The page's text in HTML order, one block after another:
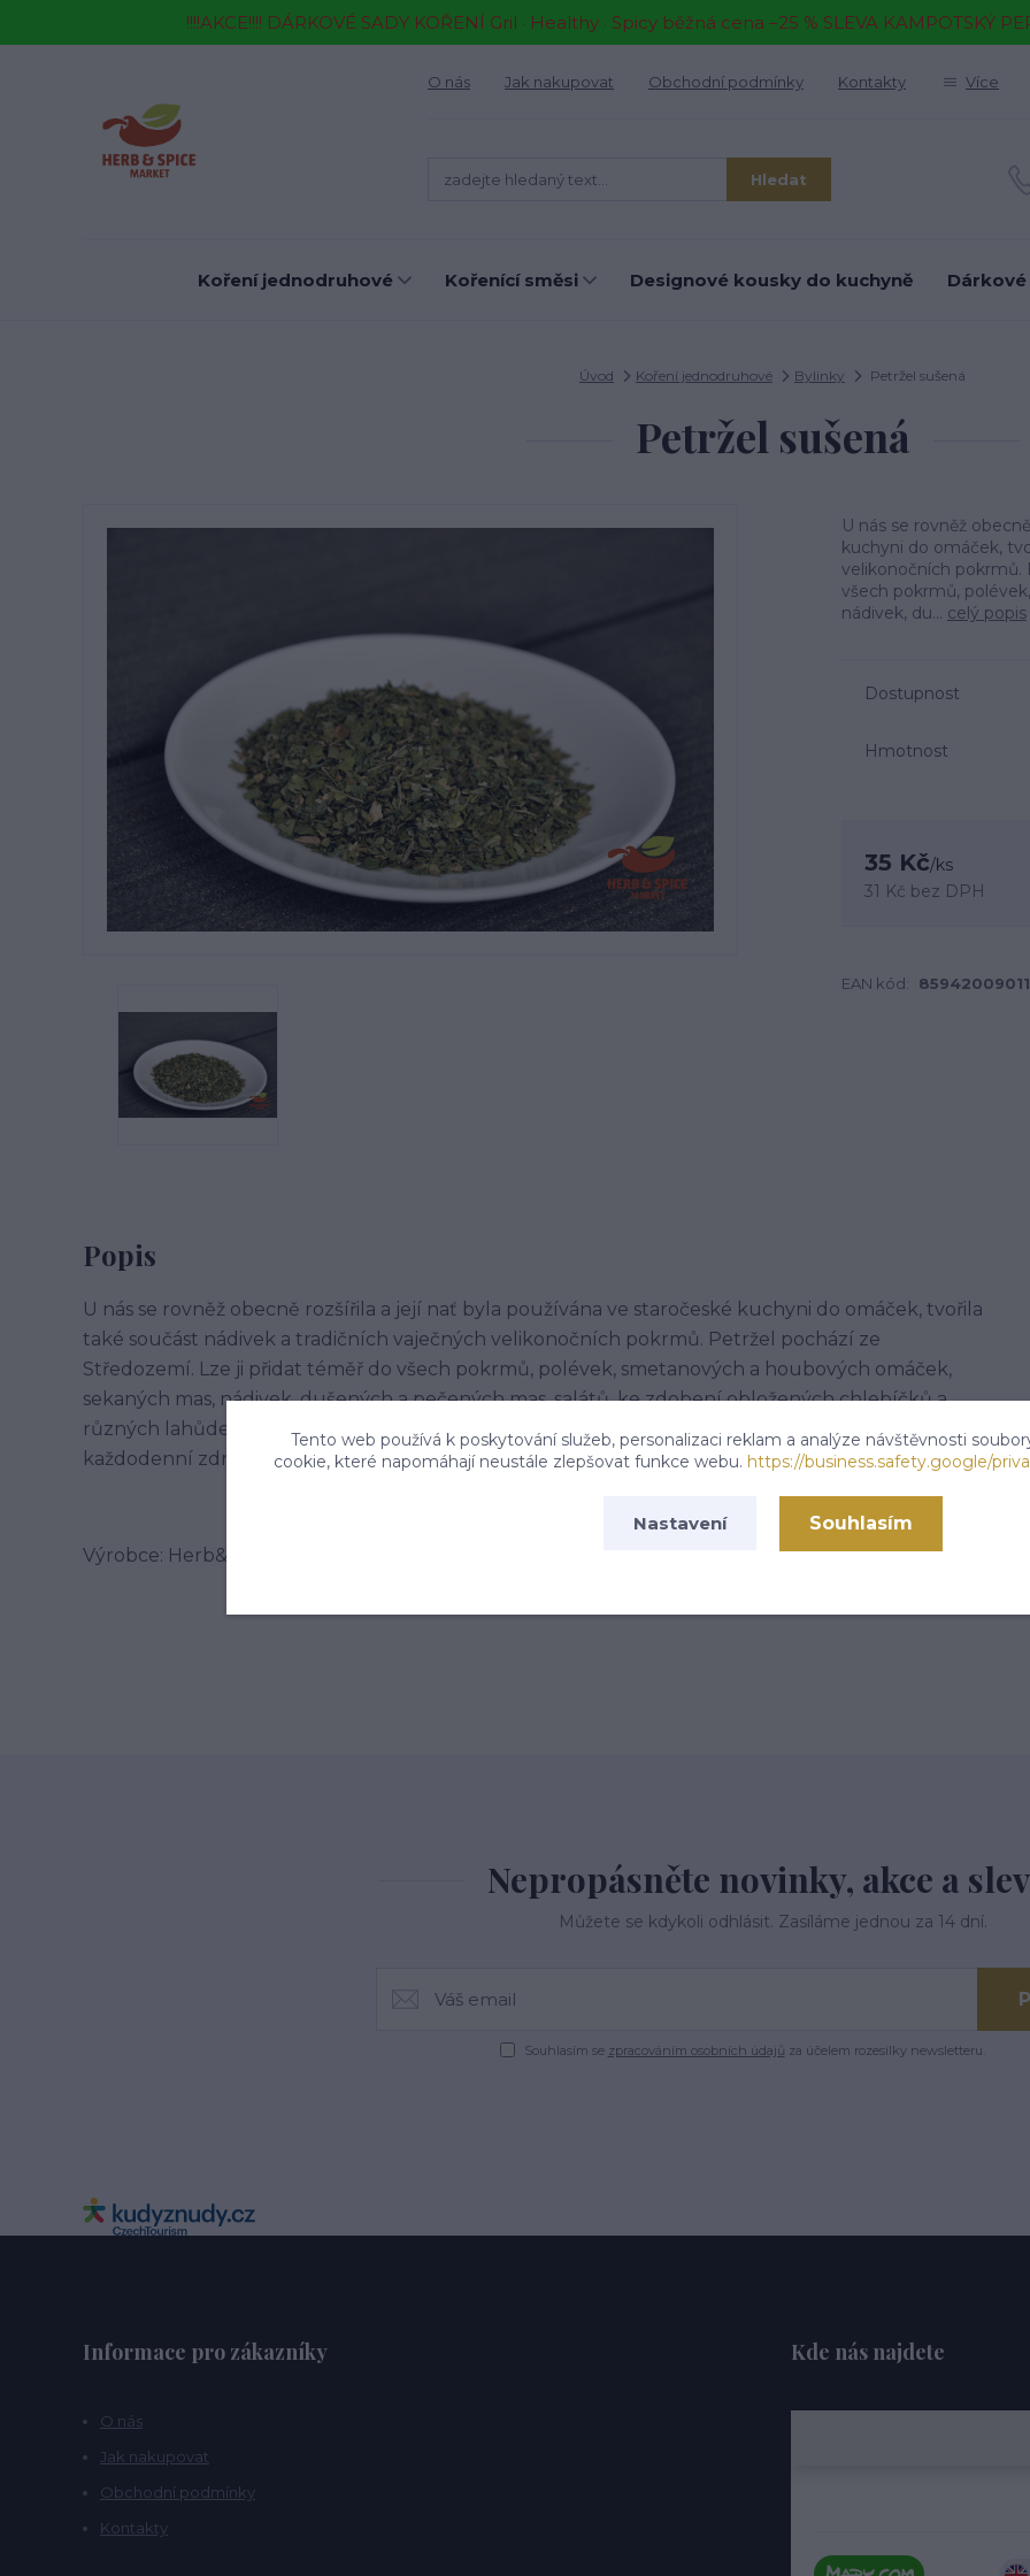
!!!!AKCE!!!! DÁRKOVÉ SADY KOŘENÍ Gril · Healthy · Spicy běžná cena –25 % SLEVA KAMPOTSKÝ
O nás Jak nakupovat Obchodní podmínky Kontakty Více
Hledat
Koření jednodruhové Kořenící směsi Designové kousky do kuchyně
Úvod Koření jednodruhové Bylinky Petržel sušená
Petržel sušená
U nás se rovněž
kuchyni do omáček,
velikonočních pokrmů.
všech pokrmů,
nádivek, du... celý popis
Dostupnost
Hmotnost
35 Kč/ks
31 Kč bez DPH
EAN kód:
Popis
U nás se rovněž obecně rozšířila a její nať byla používána ve staročeské kuchyni do omáček, tvořila
také součást nádivek a tradičních vaječných velikonočních pokrmů. Petržel pochází ze
Středozemí. Lze ji přidat téměř do všech pokrmů, polévek, smetanových a houbových omáček,
sekaných mas, nádivek, dušených a pečených mas, salátů, ke zdobení obložených chlebíčků a
různých lahůdek, i lžíci nebo dvě do houskových knedlíků. V úměrných dávkách je petrželka
každodenní zdravou součástí jídel kuchyní mnoha národů.
Výrobce: Herb&Spice market s.r.o. , Jablonského tř.113,Kardašova Řečice, 37821
Nepropásněte novinky, akce a
Můžete se kdykoli odhlásit. Zasíláme jednou za 14 dní.
Souhlasím se zpracováním osobních údajů za účelem rozesílky newsletteru.
Informace pro zákazníky
O nás
Jak nakupovat
Obchodní podmínky
Kontakty
Kde nás najdete
Tento web používá k poskytování služeb, personalizaci reklam a analýze návštěvnosti
cookie, které napomáhají neustále zlepšovat funkce webu. https://business.safety.google/
Nastavení Souhlasím